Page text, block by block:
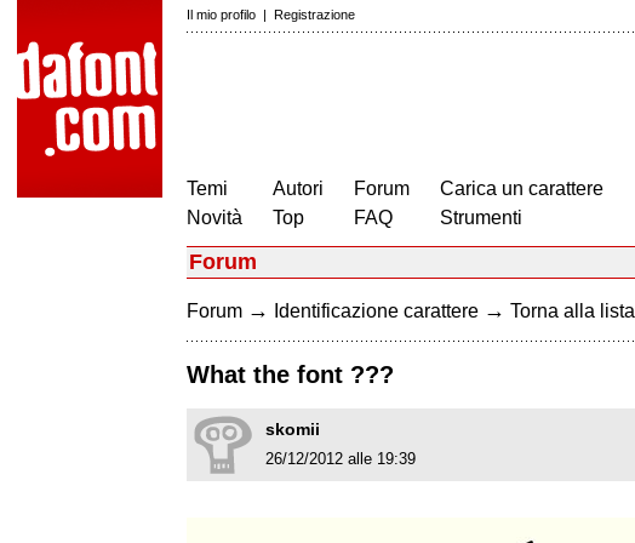
Il mio profilo | Registrazione
Temi
Novità
Autori
Top
Forum
FAQ
Carica un carattere
Strumenti
Forum
Forum → Identificazione carattere → Torna alla lista
What the font ???
skomii
26/12/2012 alle 19:39